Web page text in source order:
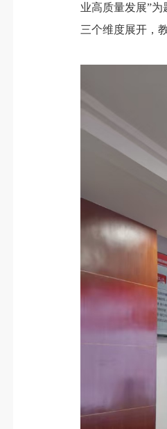
业高质量发展”
三个维度展开，